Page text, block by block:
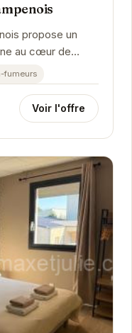
propose un
au cœur de
et son design
fumeurs
Voir l'offre